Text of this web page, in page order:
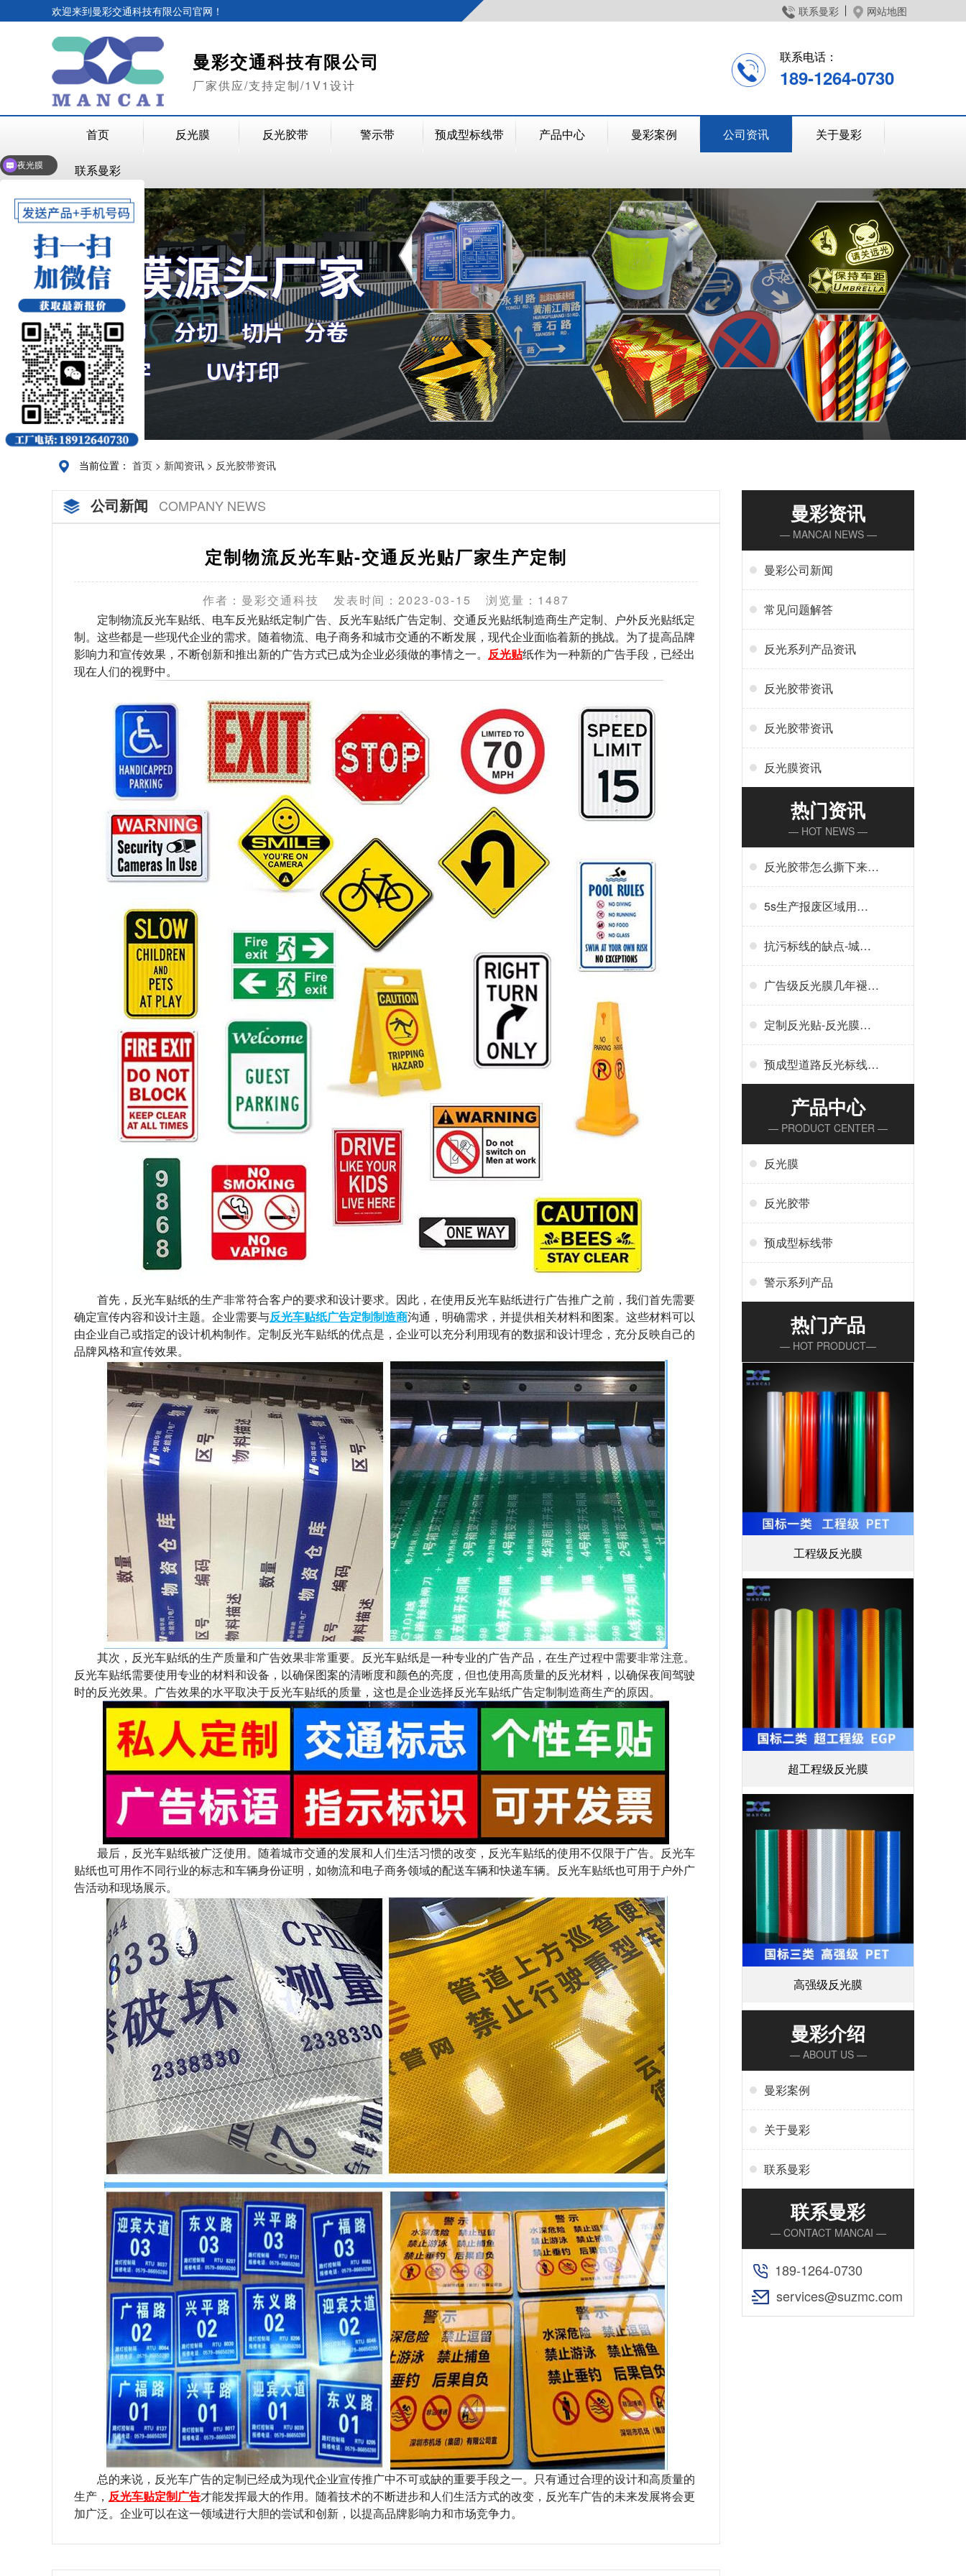
欢迎来到曼彩交通科技有限公司官网！ 联系曼彩 网站地图
曼彩交通科技有限公司
厂家供应/支持定制/1V1设计
联系电话：
189-1264-0730
首页 反光膜 反光胶带 警示带 预成型标线带 产品中心 曼彩案例 公司资讯 关于曼彩
联系曼彩
当前位置： 首页 > 新闻资讯 > 反光胶带资讯
公司新闻 COMPANY NEWS
定制物流反光车贴-交通反光贴厂家生产定制
作者：曼彩交通科技 发表时间：2023-03-15
浏览量：1487
定制物流反光车贴纸、电车反光贴纸定制广告、反光车贴纸广告定制、交通反光贴纸制造商生产定制、户外反光贴纸定
制。这些都是一些现代企业的需求。随着物流、电子商务和城市交通的不断发展，现代企业面临着新的挑战。为了提高品牌
影响力和宣传效果，不断创新和推出新的广告方式已成为企业必须做的事情之一。 反光贴纸作为一种新的广告手段，已经出
现在人们的视野中。
首先，反光车贴纸的生产非常符合客户的要求和设计要求。因此，在使用反光车贴纸进行广告推广之前，我们首先需要
确定宣传内容和设计主题。企业需要与反光车贴纸广告定制制造商沟通，明确需求，并提供相关材料和图案。这些材料可以
由企业自己或指定的设计机构制作。定制反光车贴纸的优点是，企业可以充分利用现有的数据和设计理念，充分反映自己的
品牌风格和宣传效果。
其次，反光车贴纸的生产质量和广告效果非常重要。反光车贴纸是一种专业的广告产品，在生产过程中需要非常注意。
反光车贴纸需要使用专业的材料和设备，以确保图案的清晰度和颜色的亮度，但也使用高质量的反光材料，以确保夜间驾驶
时的反光效果。广告效果的水平取决于反光车贴纸的质量，这也是企业选择反光车贴纸广告定制制造商生产的原因。
最后，反光车贴纸被广泛使用。随着城市交通的发展和人们生活习惯的改变，反光车贴纸的使用不仅限于广告。反光车
贴纸也可用作不同行业的标志和车辆身份证明，如物流和电子商务领域的配送车辆和快递车辆。反光车贴纸也可用于户外广
告活动和现场展示。
总的来说，反光车广告的定制已经成为现代企业宣传推广中不可或缺的重要手段之一。只有通过合理的设计和高质量的
生产， 反光车贴定制广告才能发挥最大的作用。随着技术的不断进步和人们生活方式的改变，反光车广告的未来发展将会更
加广泛。企业可以在这一领域进行大胆的尝试和创新，以提高品牌影响力和市场竞争力。
曼彩资讯
— MANCAI NEWS —
曼彩公司新闻
常见问题解答
反光系列产品资讯
反光胶带资讯
反光胶带资讯
反光膜资讯
热门资讯
— HOT NEWS —
反光胶带怎么撕下来-
反光胶带怎么清洗
5s生产报废区域用什
么标线-5s地标线区域
管理标准
抗污标线的缺点-城市
抗污标线的应用
广告级反光膜几年褪
色-广告反光膜一平米
多少钱
定制反光贴-反光膜印
刷,刻字,丝印,喷绘,形状
规格任意定制厂家定制
预成型道路反光标线贴
干啥用-交通标志、停
车位划线、高速标线、
管道反光标识厂家
产品中心
— PRODUCT CENTER —
反光膜
反光胶带
预成型标线带
警示系列产品
热门产品
— HOT PRODUCT—
工程级反光膜
超工程级反光膜
高强级反光膜
曼彩介绍
— ABOUT US —
曼彩案例
关于曼彩
联系曼彩
联系曼彩
— CONTACT MANCAI —
189-1264-0730
services@suzmc.com
反光膜